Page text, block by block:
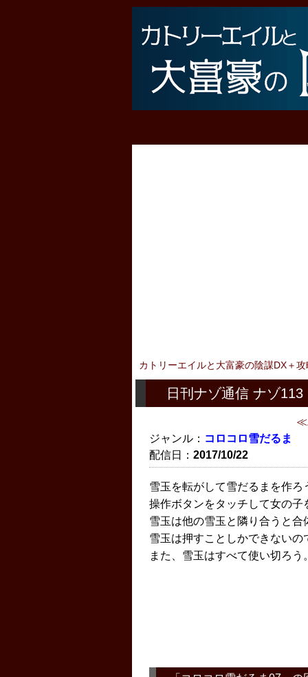
カトリーエイルと大富豪の陰謀DX＋攻
日刊ナゾ通信 ナゾ
ジャンル： コロコロ雪だるま
配信日： 2017/10/22
雪玉を転がして雪だるまを作ろ
操作ボタンをタッチして女の
雪玉は他の雪玉と隣り合うと
雪玉は押すことしかできない
また、雪玉はすべて使い切ろう